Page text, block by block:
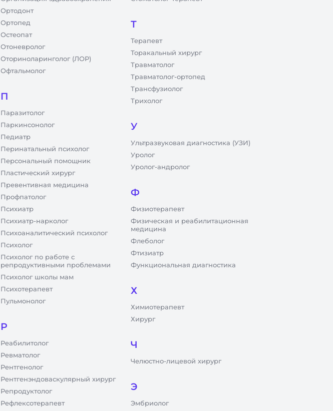
Ортодонт
Ортопед
Остеопат
Отоневролог
Оториноларинголог (ЛОР)
Офтальмолог
П
Паразитолог
Паркинсонолог
Педиатр
Перинатальный психолог
Персональный помощник
Пластический хирург
Превентивная медицина
Профпатолог
Психиатр
Психиатр-нарколог
Психоаналитический психолог
Психолог
Психолог по работе с
репродуктивными проблемами
Психолог школы мам
Психотерапевт
Пульмонолог
Р
Реабилитолог
Ревматолог
Рентгенолог
Рентгенэндоваскулярный хирург
Репродуктолог
Рефлексотерапевт
Т
Терапевт
Торакальный хирург
Травматолог
Травматолог-ортопед
Трансфузиолог
Трихолог
У
Ультразвуковая диагностика (УЗИ)
Уролог
Уролог-андролог
Ф
Физиотерапевт
Физическая и реабилитационная
медицина
Флеболог
Фтизиатр
Функциональная диагностика
Х
Химиотерапевт
Хирург
Ч
Челюстно-лицевой хирург
Э
Эмбриолог